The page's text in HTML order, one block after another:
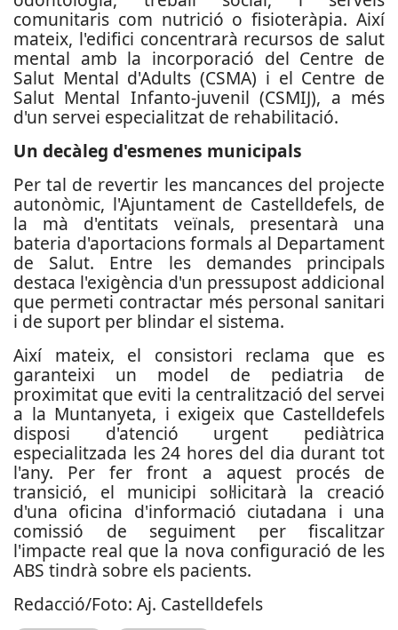
comunitaris com nutrició o fisioteràpia. Així
mateix, l'edifici concentrarà recursos de salut
mental amb la incorporació del Centre de
Salut Mental d'Adults (CSMA) i el Centre de
Salut Mental Infanto-juvenil (CSMIJ), a més
d'un servei especialitzat de rehabilitació.
Un decàleg d'esmenes municipals
Per tal de revertir les mancances del projecte
autonòmic, l'Ajuntament de Castelldefels, de
la mà d'entitats veïnals, presentarà una
bateria d'aportacions formals al Departament
de Salut. Entre les demandes principals
destaca l'exigència d'un pressupost addicional
que permeti contractar més personal sanitari
i de suport per blindar el sistema.
Així mateix, el consistori reclama que es
garanteixi un model de pediatria de
proximitat que eviti la centralització del servei
a la Muntanyeta, i exigeix que Castelldefels
disposi d'atenció urgent pediàtrica
especialitzada les 24 hores del dia durant tot
l'any. Per fer front a aquest procés de
transició, el municipi sol·licitarà la creació
d'una oficina d'informació ciutadana i una
comissió de seguiment per fiscalitzar
l'impacte real que la nova configuració de les
ABS tindrà sobre els pacients.
Redacció/Foto: Aj. Castelldefels